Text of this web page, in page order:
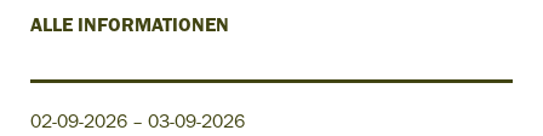
ALLE INFORMATIONEN
02-09-2026 – 03-09-2026